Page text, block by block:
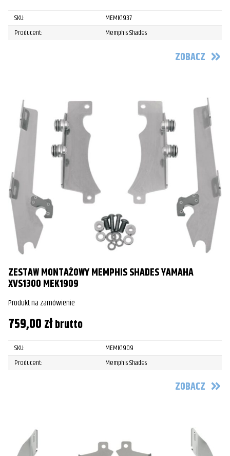
SKU:
MEMK1937
Producent:
Memphis Shades
ZOBACZ
ZESTAW MONTAŻOWY MEMPHIS SHADES YAMAHA
XVS1300 MEK1909
Produkt na zamówienie
759,00złbrutto
SKU:
MEMK1909
Producent:
Memphis Shades
ZOBACZ